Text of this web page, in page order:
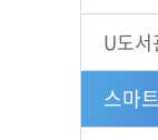
U도서
스마